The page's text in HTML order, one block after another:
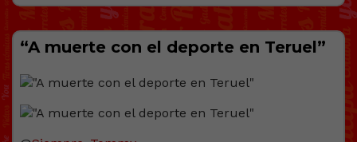
“A muerte con el deporte en Teruel”